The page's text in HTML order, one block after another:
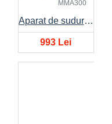
MMA300
Aparat de sudura BISONTE MMA-300 10A-300A 230V
993 Lei